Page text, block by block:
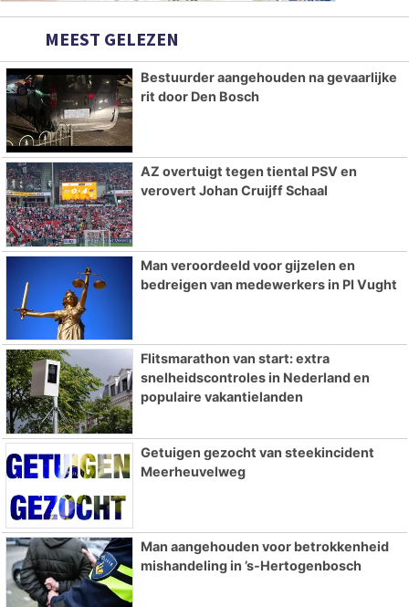
MEEST GELEZEN
Bestuurder aangehouden na gevaarlijke
rit door Den Bosch
AZ overtuigt tegen tiental PSV en
verovert Johan Cruijff Schaal
Man veroordeeld voor gijzelen en
bedreigen van medewerkers in PI Vught
Flitsmarathon van start: extra
snelheidscontroles in Nederland en
populaire vakantielanden
Getuigen gezocht van steekincident
Meerheuvelweg
Man aangehouden voor betrokkenheid
mishandeling in ’s-Hertogenbosch